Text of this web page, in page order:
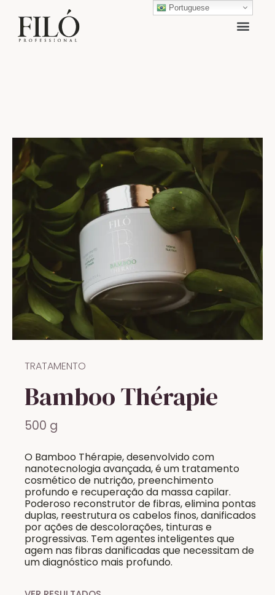
TRATAMENTO
Bamboo Thérapie
500 g
O Bamboo Thérapie, desenvolvido com
nanotecnologia avançada, é um tratamento
cosmético de nutrição, preenchimento
profundo e recuperação da massa capilar.
Poderoso reconstrutor de fibras, elimina pontas
duplas, reestrutura os cabelos finos, danificados
por ações de descolorações, tinturas e
progressivas. Tem agentes inteligentes que
agem nas fibras danificadas que necessitam de
um diagnóstico mais profundo.
Portuguese